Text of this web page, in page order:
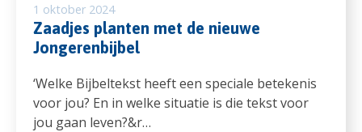
1 oktober 2024
Zaadjes planten met de nieuwe
Jongerenbijbel
‘Welke Bijbeltekst heeft een speciale betekenis
voor jou? En in welke situatie is die tekst voor
jou gaan leven?&r…